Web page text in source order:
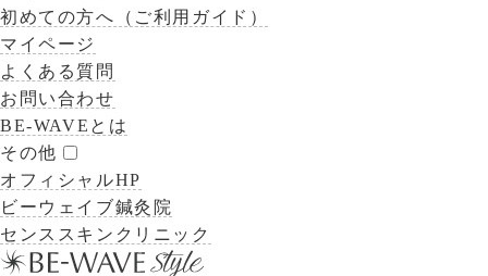
初めての方へ（ご利用ガイド）
マイページ
よくある質問
お問い合わせ
BE-WAVEとは
その他
オフィシャルHP
ビーウェイブ鍼灸院
センススキンクリニック